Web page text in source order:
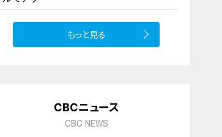
もっと見る
CBCニュース
CBC NEWS